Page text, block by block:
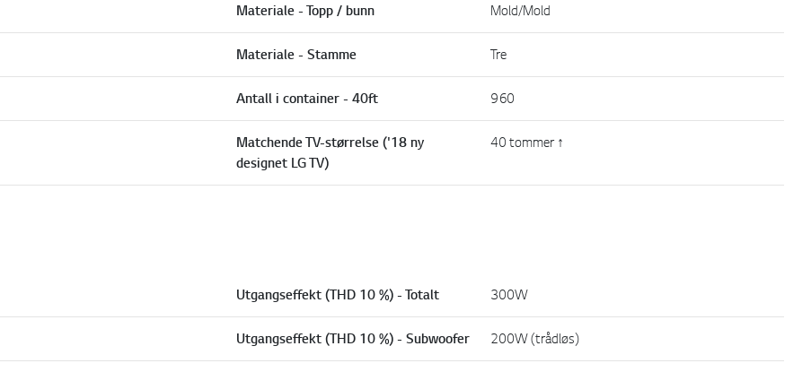
Materiale - Topp / bunn Mold/Mold
Materiale - Stamme Tre
Antall i container - 40ft 960
Matchende TV-størrelse ('18 ny
designet LG TV)
40 tommer ↑
Utgangseffekt (THD 10 %) - Totalt 300W
Utgangseffekt (THD 10 %) - Subwoofer 200W (trådløs)